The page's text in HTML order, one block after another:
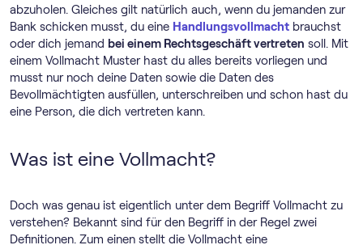
abzuholen. Gleiches gilt natürlich auch, wenn du jemanden zur
Bank schicken musst, du eine Handlungsvollmacht brauchst
oder dich jemand bei einem Rechtsgeschäft vertreten soll. Mit
einem Vollmacht Muster hast du alles bereits vorliegen und
musst nur noch deine Daten sowie die Daten des
Bevollmächtigten ausfüllen, unterschreiben und schon hast du
eine Person, die dich vertreten kann.
Was ist eine Vollmacht?
Doch was genau ist eigentlich unter dem Begriff Vollmacht zu
verstehen? Bekannt sind für den Begriff in der Regel zwei
Definitionen. Zum einen stellt die Vollmacht eine